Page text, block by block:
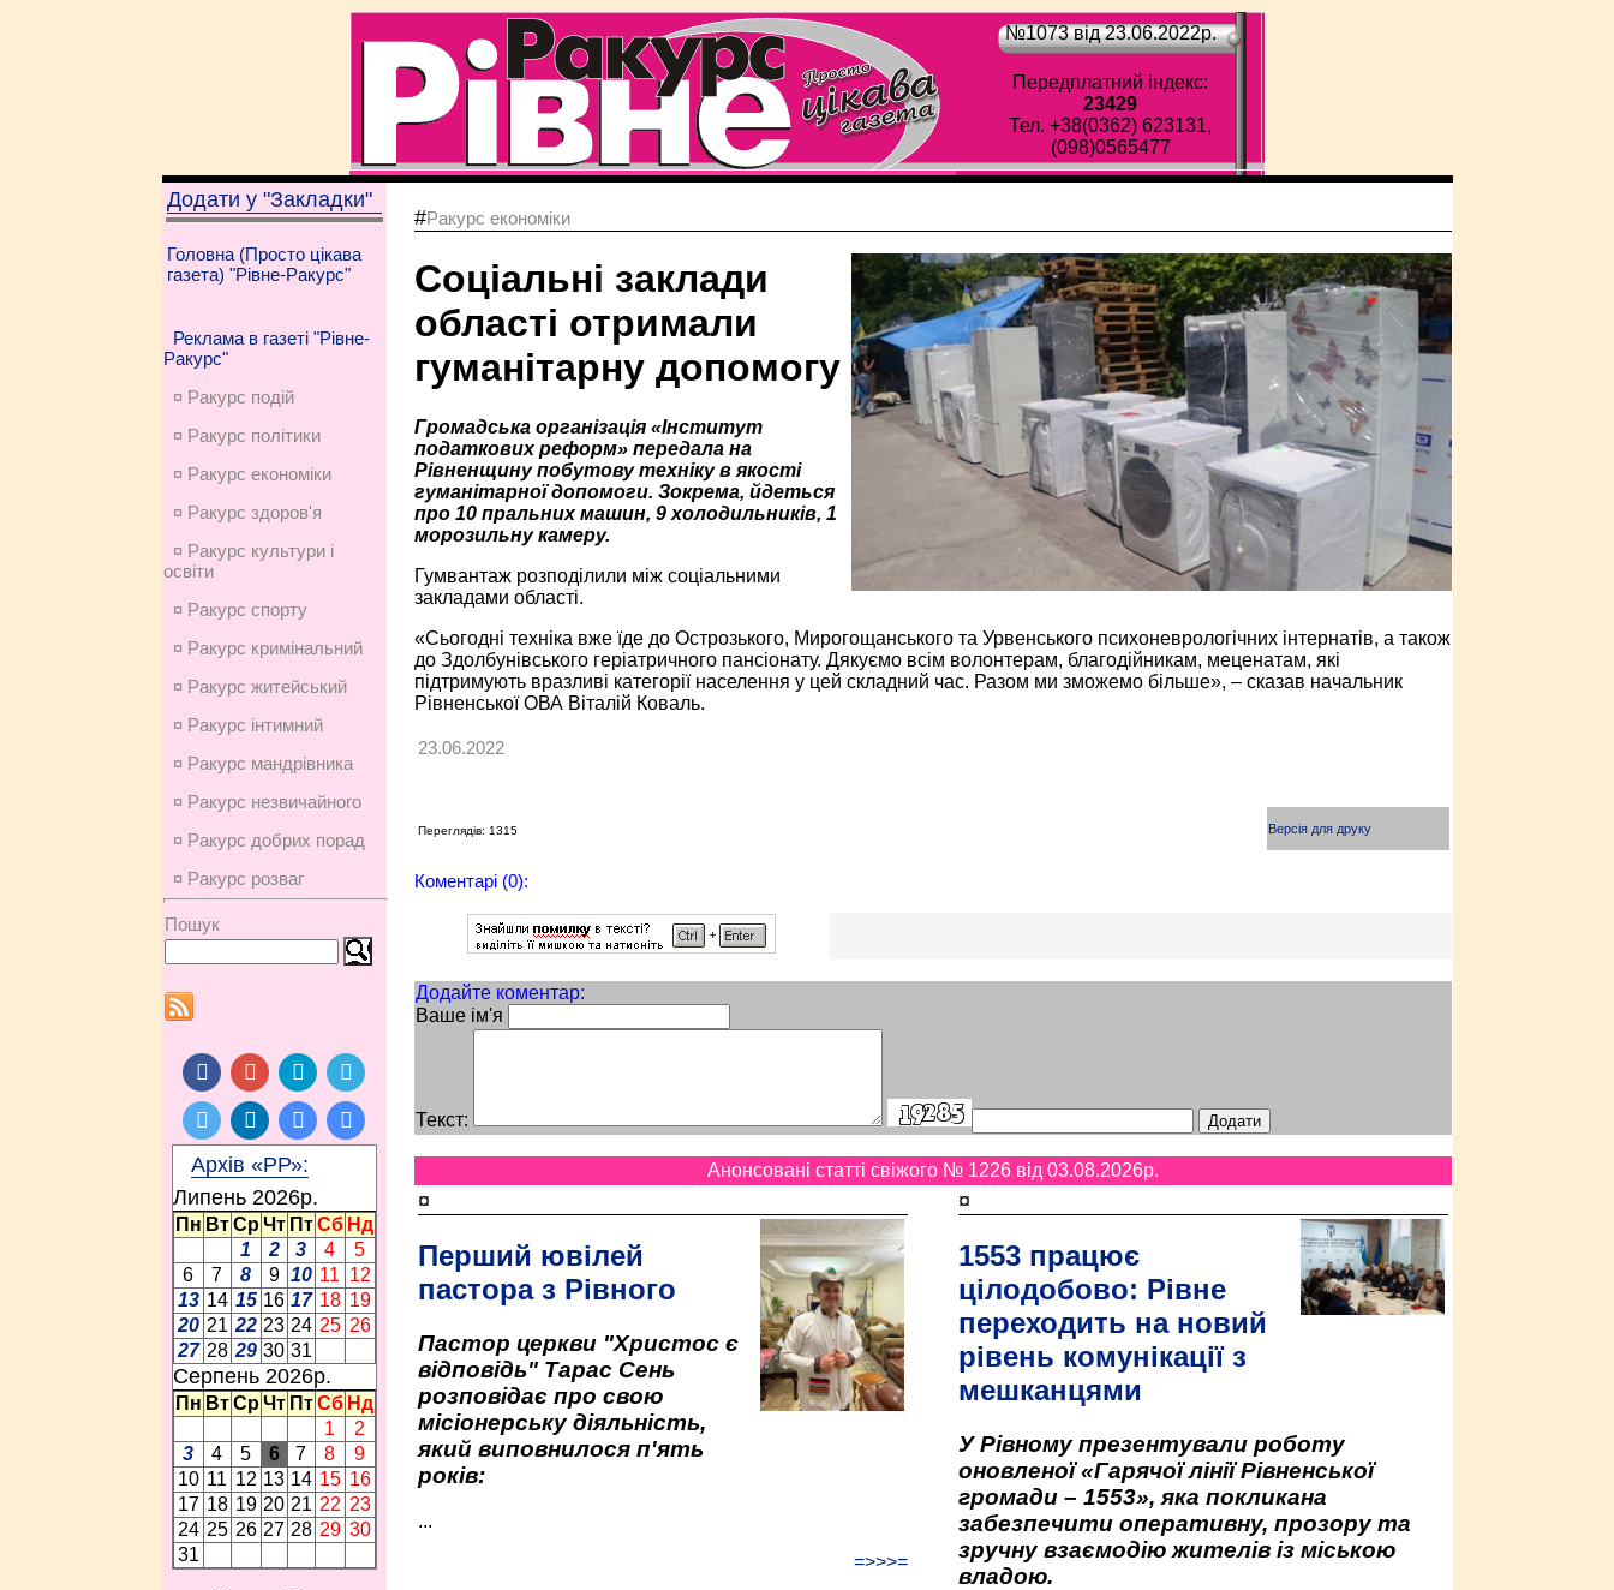
№1073 від 23.06.2022p.
Передплатний індекс:
23429
Тел. +38(0362) 623131,
(098)0565477
Додати у "Закладки"
Головна (Просто цікава
газета) "Рівне-Ракурс"
Реклама в газеті "Рівне-
Ракурс"
¤ Ракурс подій
¤ Ракурс політики
¤ Ракурс економiки
¤ Ракурс здоров'я
¤ Ракурс культури і
освіти
¤ Ракурс спорту
¤ Ракурс кримінальний
¤ Ракурс житейський
¤ Ракурс інтимний
¤ Ракурс мандрівника
¤ Ракурс незвичайного
¤ Ракурс добрих порад
¤ Ракурс розваг
Пошук
Архів «РР»:
Липень 2026p.
Пн Вт Ср Чт Пт Сб Нд
1
2 3 4
5
6
7 8 9 10 11 12
13 14 15 16 17 18 19
20 21 22 23 24 25 26
27 28 29 30 31
Серпень 2026p.
Пн Вт Ср Чт Пт Сб Нд
1
2
3
4 5 6 7 8
9
10 11 12 13 14 15 16
17 18 19 20 21 22 23
24 25 26 27 28 29 30
31
#Ракурс економiки
Соціальні заклади
області отримали
гуманітарну допомогу
Громадська організація «Інститут
податкових реформ» передала на
Рівненщину побутову техніку в якості
гуманітарної допомоги. Зокрема, йдеться
про 10 пральних машин, 9 холодильників, 1
морозильну камеру.
Гумвантаж розподілили між соціальними
закладами області.
«Сьогодні техніка вже їде до Острозького, Мирогощанського та Урвенського психоневрологічних інтернатів, а також
до Здолбунівського геріатричного пансіонату. Дякуємо всім волонтерам, благодійникам, меценатам, які
підтримують вразливі категорії населення у цей складний час. Разом ми зможемо більше», – сказав начальник
Рівненської ОВА Віталій Коваль.
23.06.2022
Переглядів: 1315 Версія для друку
Коментарі (0):
Додайте коментар:
Ваше ім'я
Текст:
Анонсовані статті свіжого № 1226 від 03.08.2026p.
¤
Перший ювілей
пастора з Рівного
Пастор церкви "Христос є
відповідь" Тарас Сень
розповідає про свою
місіонерську діяльність,
який виповнилося п'ять
років:
...
=>>>=
¤
1553 працює
цілодобово: Рівне
переходить на новий
рівень комунікації з
мешканцями
У Рівному презентували роботу
оновленої «Гарячої лінії Рівненської
громади – 1553», яка покликана
забезпечити оперативну, прозору та
зручну взаємодію жителів із міською
владою.